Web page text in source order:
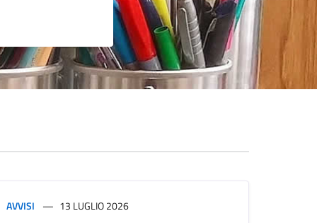
AVVISI 13 LUGLIO 2026